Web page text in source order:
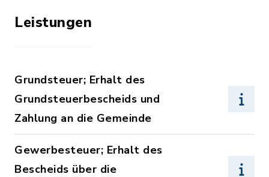
Leistungen
Grundsteuer; Erhalt des
Grundsteuerbescheids und
Zahlung an die Gemeinde
Gewerbesteuer; Erhalt des
Bescheids über die